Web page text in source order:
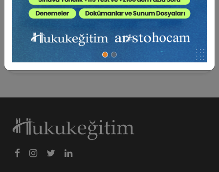
bakışı yansıtmaya çalışan, okyanusta damlacık misali bir
ilktir. Dilerim sonraki daha detaylı çalışmalara bir zerrecik de
Ercan Akyiğit (Şubat 2026)